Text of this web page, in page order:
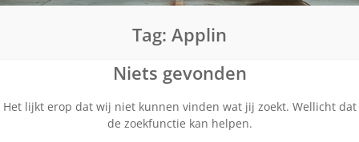
Tag: Applin
Niets gevonden
Het lijkt erop dat wij niet kunnen vinden wat jij zoekt. Wellicht dat
de zoekfunctie kan helpen.